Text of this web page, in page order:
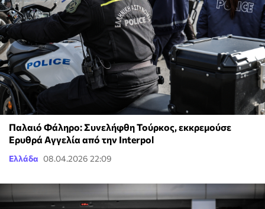
Παλαιό Φάληρο: Συνελήφθη Τούρκος, εκκρεμούσε
Ερυθρά Αγγελία από την Ιnterpol
Ελλάδα 08.04.2026 22:09